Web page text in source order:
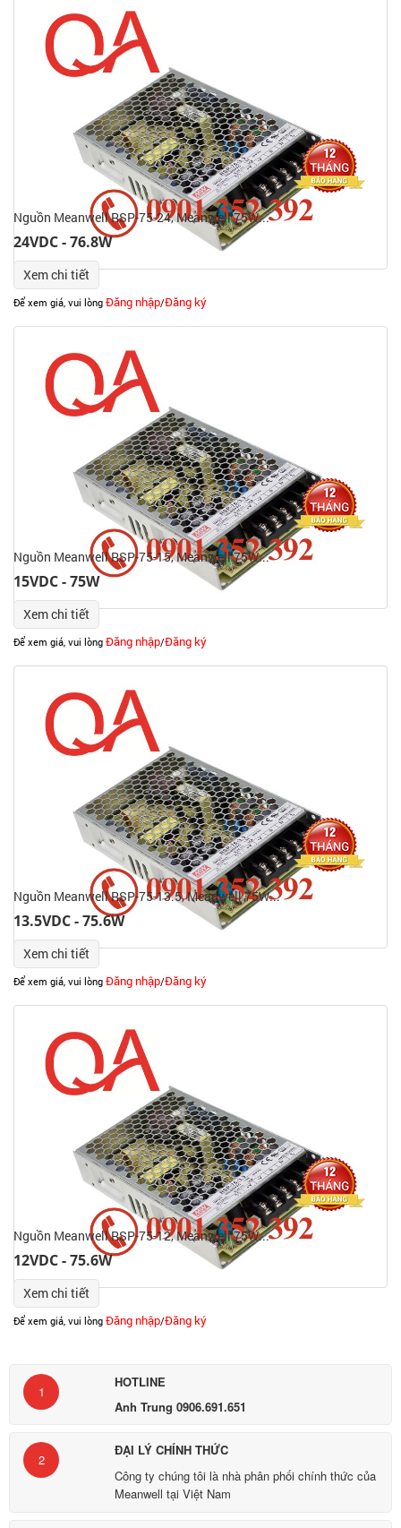
Nguồn Meanwell RSP-75-24, Meanwell 75W...
24VDC - 76.8W
Xem chi tiết
Để xem giá, vui lòng Đăng nhập/Đăng ký
Nguồn Meanwell RSP-75-15, Meanwell 75W...
15VDC - 75W
Xem chi tiết
Để xem giá, vui lòng Đăng nhập/Đăng ký
Nguồn Meanwell RSP-75-13.5, Meanwell 75W...
13.5VDC - 75.6W
Xem chi tiết
Để xem giá, vui lòng Đăng nhập/Đăng ký
Nguồn Meanwell RSP-75-12, Meanwell 75W...
12VDC - 75.6W
Xem chi tiết
Để xem giá, vui lòng Đăng nhập/Đăng ký
1
HOTLINE
Anh Trung 0906.691.651
2
ĐẠI LÝ CHÍNH THỨC
Công ty chúng tôi là nhà phân phối chính thức của
Meanwell tại Việt Nam